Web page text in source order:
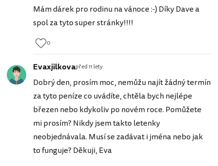
Mám dárek pro rodinu na vánoce :-) Díky Dave a
spol za tyto super stránky!!!!
0
Evaxjilkovapřed 11 lety
Dobrý den, prosím moc, nemůžu najít žádný termín
za tyto peníze co uvádíte, chtěla bych nejlépe
březen nebo kdykoliv po novém roce. Pomůžete
mi prosím? Nikdy jsem takto letenky
neobjednávala. Musí se zadávat i jména nebo jak
to funguje? Děkuji, Eva